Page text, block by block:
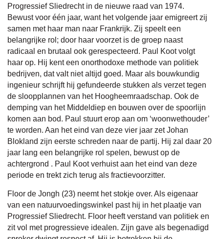
Progressief Sliedrecht in de nieuwe raad van 1974.
Bewust voor één jaar, want het volgende jaar emigreert zij
samen met haar man naar Frankrijk. Zij speelt een
belangrijke rol; door haar voorzet is de groep naast
radicaal en brutaal ook gerespecteerd. Paul Koot volgt
haar op. Hij kent een onorthodoxe methode van politiek
bedrijven, dat valt niet altijd goed. Maar als bouwkundig
ingenieur schrijft hij gefundeerde stukken als verzet tegen
de sloopplannen van het Hoogheemraadschap. Ook de
demping van het Middeldiep en bouwen over de spoorlijn
komen aan bod. Paul stuurt erop aan om ‘woonwethouder’
te worden. Aan het eind van deze vier jaar zet Johan
Blokland zijn eerste schreden naar de partij. Hij zal daar 20
jaar lang een belangrijke rol spelen, bewust op de
achtergrond . Paul Koot verhuist aan het eind van deze
periode en trekt zich terug als fractievoorzitter.
Floor de Jongh (23) neemt het stokje over. Als eigenaar
van een natuurvoedingswinkel past hij in het plaatje van
Progressief Sliedrecht. Floor heeft verstand van politiek en
zit vol met progressieve idealen. Zijn gave als begenadigd